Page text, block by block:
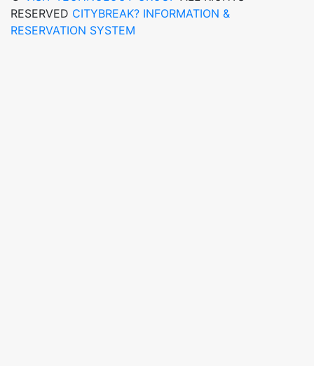
RESERVED CITYBREAK? INFORMATION &
RESERVATION SYSTEM